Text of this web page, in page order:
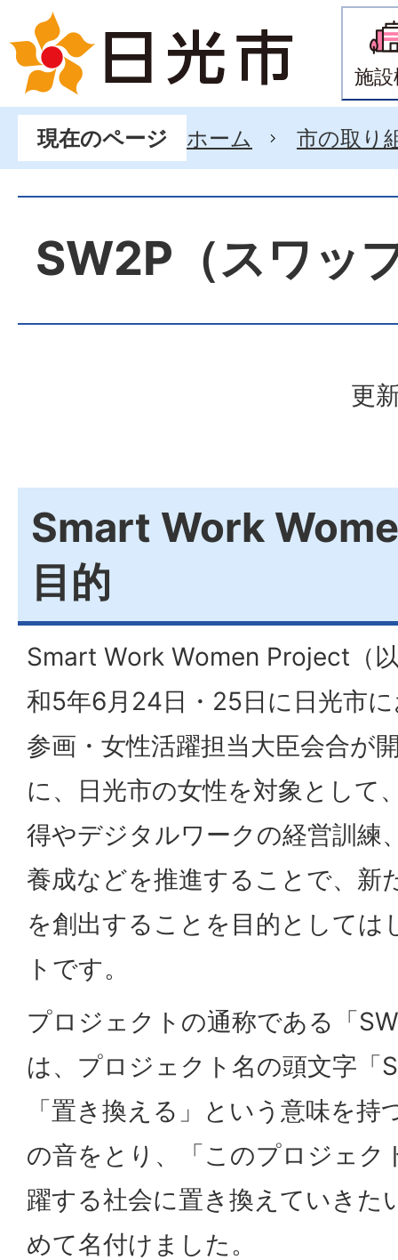
施
現在のページ ホーム 市の取り
SW2P（スワッ
更
Smart Work
目的
Smart Work Women Project（
和5年6月24日・25日に日光市
参画・女性活躍担当大臣会合が
に、日光市の女性を対象として
得やデジタルワークの経営訓練
養成などを推進することで、新
を創出することを目的としては
トです。
プロジェクトの通称である「
は、プロジェクト名の頭文字「
「置き換える」という意味を
の音をとり、「このプロジェク
躍する社会に置き換えていきた
めて名付けました。